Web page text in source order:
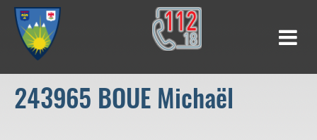
243965 BOUE Michaël